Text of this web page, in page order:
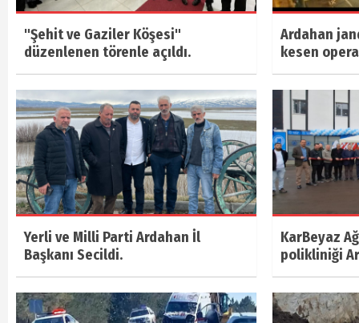
"Şehit ve Gaziler Köşesi"
düzenlenen törenle açıldı.
Ardahan
kesen
Yerli ve Milli Parti Ardahan İl
Başkanı Secildi.
KarBeyaz
polikliniği